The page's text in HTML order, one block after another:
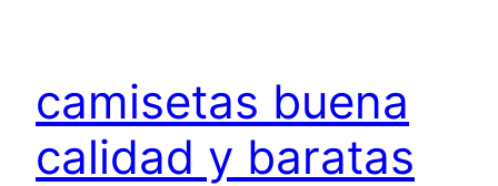
camisetas buena
calidad y baratas